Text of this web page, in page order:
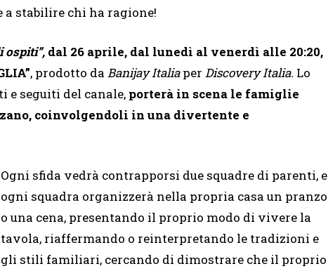
stabilire chi ha ragione!
ospiti”, dal 26 aprile, dal lunedì al venerdì alle 20:20,
, prodotto da Banijay Italiaper Discovery Italia. Lo
e seguiti del canale, porterà in scena le famiglie
coinvolgendoli in una divertente e
Ogni sfida vedrà contrapporsi due squadre di parenti, e
ogni squadra organizzerà nella propria casa un pranzo
o una cena, presentando il proprio modo di vivere la
tavola, riaffermando o reinterpretando le tradizioni e
gli stili familiari, cercando di dimostrare che il proprio